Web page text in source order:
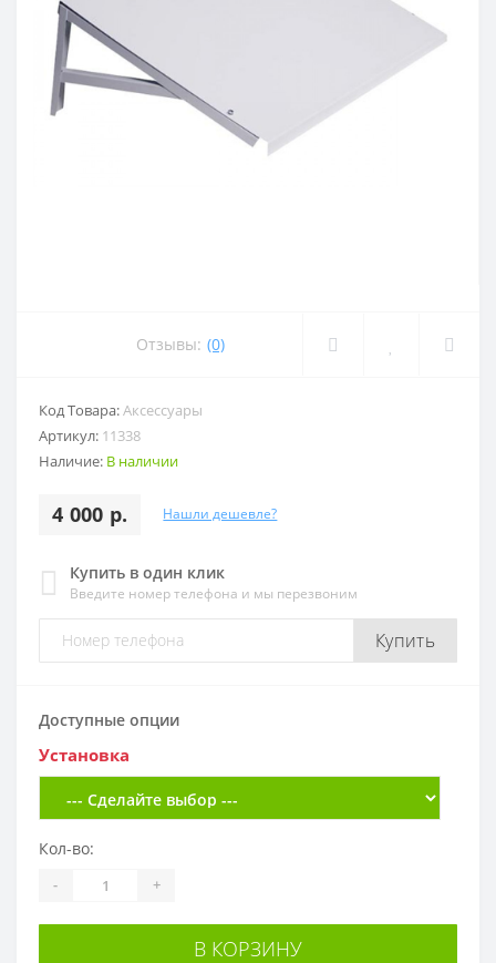
Отзывы: (0)
Код Товара:Аксессуары
Артикул: 11338
Наличие: В наличии
4 000 р. Нашли дешевле?
Купить в один клик
Введите номер телефона и мы перезвоним
Купить
Доступные опции
Установка
Кол-во:
- +
В КОРЗИНУ